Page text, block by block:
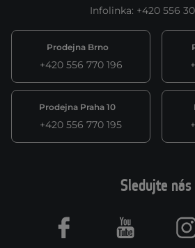
Infolinka: +420 556
Prodejna Brno
+420 556 770 196
Prodejna Praha 10
+420 556 770 195
Sledujte nás
Facebook Youtube